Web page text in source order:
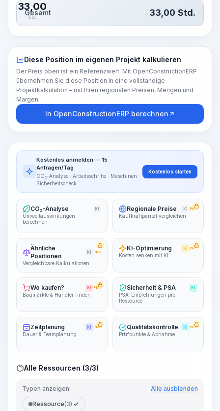
33,00
Std.
Gesamt 33,00 Std.
Diese Position im eigenen Projekt kalkulieren
Der Preis oben ist ein Referenzwert. Mit OpenConstructionERP
übernehmen Sie diese Position in eine vollständige
Projektkalkulation – mit Ihren regionalen Preisen, Mengen und
Margen.
In OpenConstructionERP berechnen
Kostenlos anmelden — 15
Anfragen/Tag
CO₂-Analyse · Arbeitsschritte · Maschinen ·
Sicherheitscheck
Kostenlos starten
CO₂-Analyse KI
Umweltauswirkungen
berechnen
Regionale Preise KI PRO
Kaufkraftparität vergleichen
Ähnliche
Positionen
KI PRO
Vergleichbare Kalkulationen
KI-Optimierung KI PRO
Kosten senken mit KI
Wo kaufen? KI PRO
Baumärkte & Händler finden
Sicherheit & PSA KI
PSA-Empfehlungen pro
Ressource
Zeitplanung KI PRO
Dauer & Teamplanung
Qualitätskontrolle KI PRO
Prüfpunkte & Abnahme
Alle Ressourcen (3/3)
Typen anzeigen: Alle ausblenden
Ressource(3)